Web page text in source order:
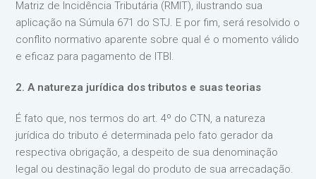
Matriz de Incidência Tributária (RMIT), ilustrando sua
aplicação na Súmula 671 do STJ. E por fim, será resolvido o
conflito normativo aparente sobre qual é o momento válido
e eficaz para pagamento de ITBI.
2. A natureza jurídica dos tributos e suas teorias
É fato que, nos termos do art. 4º do CTN, a natureza
jurídica do tributo é determinada pelo fato gerador da
respectiva obrigação, a despeito de sua denominação
legal ou destinação legal do produto de sua arrecadação.